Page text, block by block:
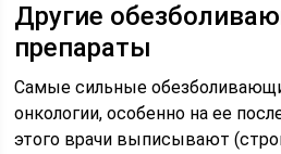
Другие
препараты
Самые сильные
онкологии, особенно на ее
этого врачи выписывают